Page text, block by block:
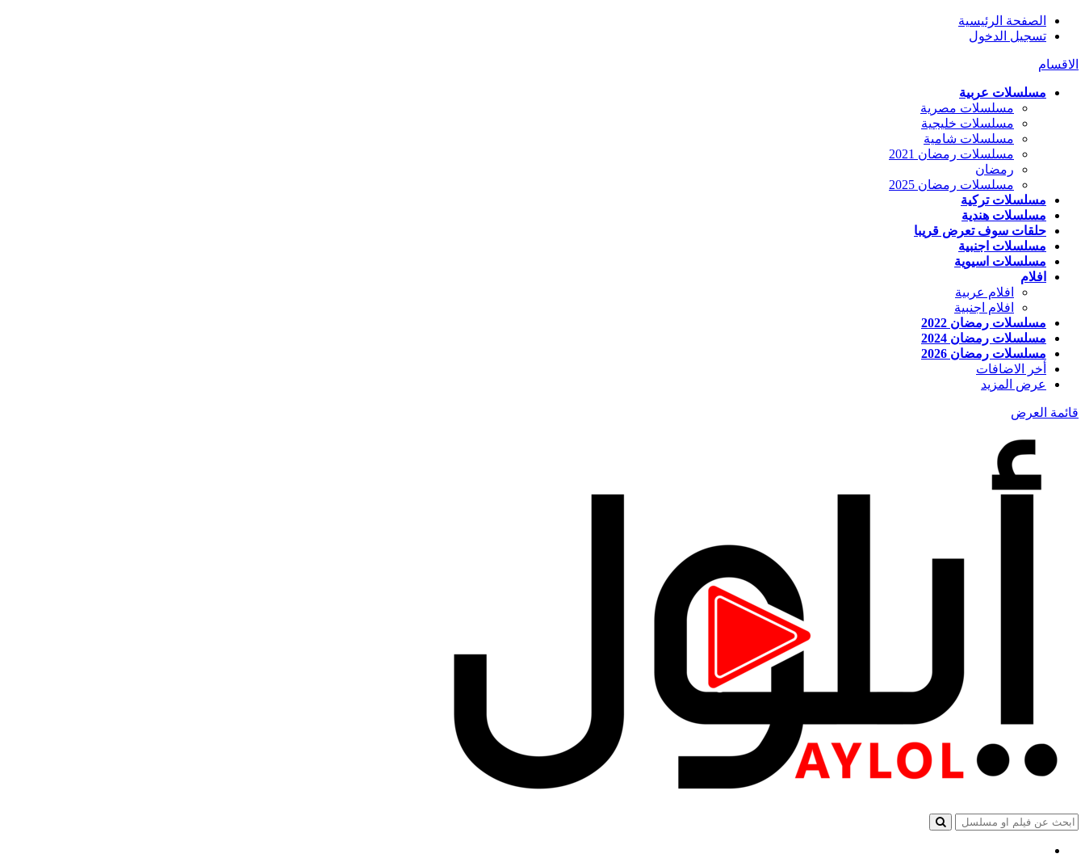
الصفحة الرئيسية
تسجيل الدخول
الاقسام
مسلسلات عربية
مسلسلات مصرية
مسلسلات خليجية
مسلسلات شامية
مسلسلات رمضان 2021
رمضان
مسلسلات رمضان 2025
مسلسلات تركية
مسلسلات هندية
حلقات سوف تعرض قريبا
مسلسلات اجنبية
مسلسلات اسيوية
افلام
افلام عربية
افلام اجنبية
مسلسلات رمضان 2022
مسلسلات رمضان 2024
مسلسلات رمضان 2026
أخر الاضافات
عرض المزيد
قائمة العرض